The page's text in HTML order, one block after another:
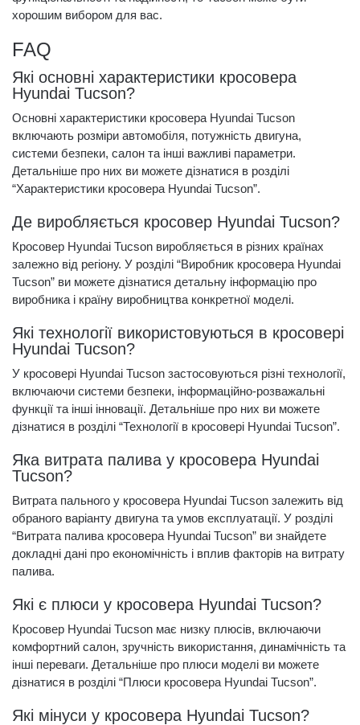
хорошим вибором для вас.
FAQ
Які основні характеристики кросовера
Hyundai Tucson?
Основні характеристики кросовера Hyundai Tucson
включають розміри автомобіля, потужність двигуна,
системи безпеки, салон та інші важливі параметри.
Детальніше про них ви можете дізнатися в розділі
“Характеристики кросовера Hyundai Tucson”.
Де виробляється кросовер Hyundai Tucson?
Кросовер Hyundai Tucson виробляється в різних країнах
залежно від регіону. У розділі “Виробник кросовера Hyundai
Tucson” ви можете дізнатися детальну інформацію про
виробника і країну виробництва конкретної моделі.
Які технології використовуються в кросовері
Hyundai Tucson?
У кросовері Hyundai Tucson застосовуються різні технології,
включаючи системи безпеки, інформаційно-розважальні
функції та інші інновації. Детальніше про них ви можете
дізнатися в розділі “Технології в кросовері Hyundai Tucson”.
Яка витрата палива у кросовера Hyundai
Tucson?
Витрата пального у кросовера Hyundai Tucson залежить від
обраного варіанту двигуна та умов експлуатації. У розділі
“Витрата палива кросовера Hyundai Tucson” ви знайдете
докладні дані про економічність і вплив факторів на витрату
палива.
Які є плюси у кросовера Hyundai Tucson?
Кросовер Hyundai Tucson має низку плюсів, включаючи
комфортний салон, зручність використання, динамічність та
інші переваги. Детальніше про плюси моделі ви можете
дізнатися в розділі “Плюси кросовера Hyundai Tucson”.
Які мінуси у кросовера Hyundai Tucson?